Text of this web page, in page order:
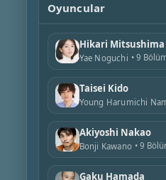
Oyuncular
Hikari Mitsushima
Yae Noguchi 9
Taisei Kido
Young Harumichi
Akiyoshi Nakao
Bonji Kawano 9
Gaku Hamada